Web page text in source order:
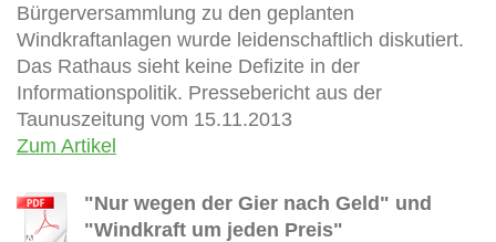
Bürgerversammlung zu den geplanten
Windkraftanlagen wurde leidenschaftlich diskutiert.
Das Rathaus sieht keine Defizite in der
Informationspolitik. Pressebericht aus der
Taunuszeitung vom 15.11.2013
Zum Artikel
"Nur wegen der Gier nach Geld" und
"Windkraft um jeden Preis"